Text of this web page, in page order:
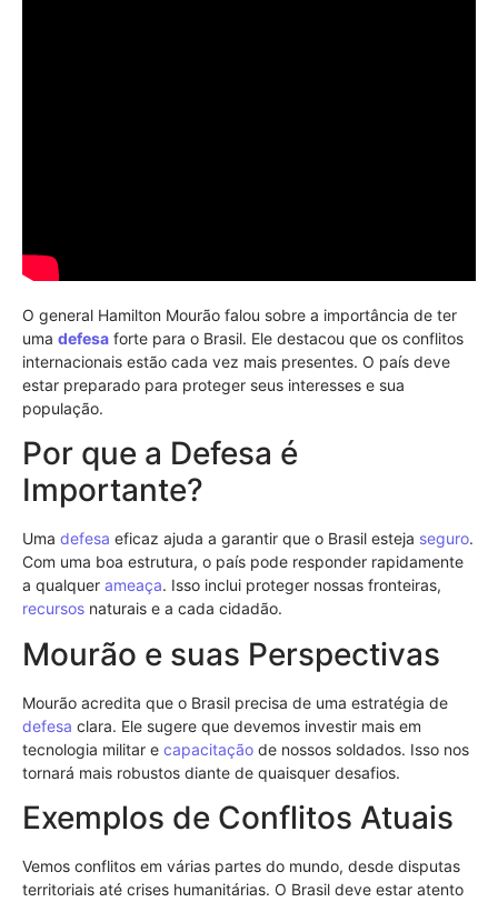
O general Hamilton Mourão falou sobre a importância de ter
uma defesa forte para o Brasil. Ele destacou que os conflitos
internacionais estão cada vez mais presentes. O país deve
estar preparado para proteger seus interesses e sua
população.
Por que a Defesa é
Importante?
Uma defesa eficaz ajuda a garantir que o Brasil esteja seguro.
Com uma boa estrutura, o país pode responder rapidamente
a qualquer ameaça. Isso inclui proteger nossas fronteiras,
recursos naturais e a cada cidadão.
Mourão e suas Perspectivas
Mourão acredita que o Brasil precisa de uma estratégia de
defesa clara. Ele sugere que devemos investir mais em
tecnologia militar e capacitação de nossos soldados. Isso nos
tornará mais robustos diante de quaisquer desafios.
Exemplos de Conflitos Atuais
Vemos conflitos em várias partes do mundo, desde disputas
territoriais até crises humanitárias. O Brasil deve estar atento